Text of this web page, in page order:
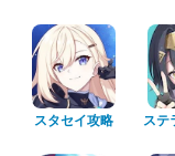
スタセイ攻略 ステ